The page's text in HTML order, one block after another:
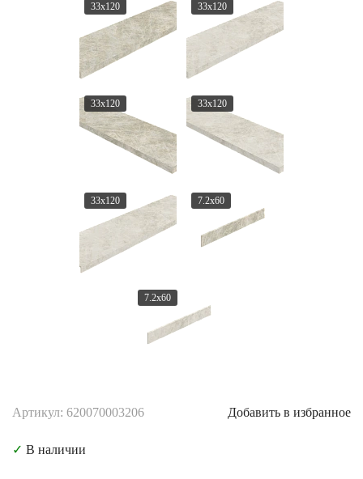
33x120 33x120
33x120 33x120
33x120 7.2x60
7.2x60
Артикул: 620070003206 Добавить в избранное
✓ В наличии